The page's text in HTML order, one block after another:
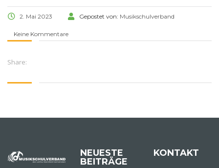
2. Mai 2023 Gepostet von: Musikschulverband
Keine Kommentare
Share:
NEUESTE
BEITRÄGE
KONTAKT